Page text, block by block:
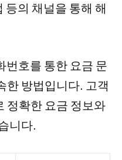
등의 채널을 통해 해
번호를 통한 요금 문
한 방법입니다. 고객
정확한 요금 정보와
니다.